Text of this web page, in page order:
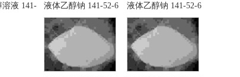
液 141-
液体乙醇钠 141-52-6 液体乙醇钠 141-52-6